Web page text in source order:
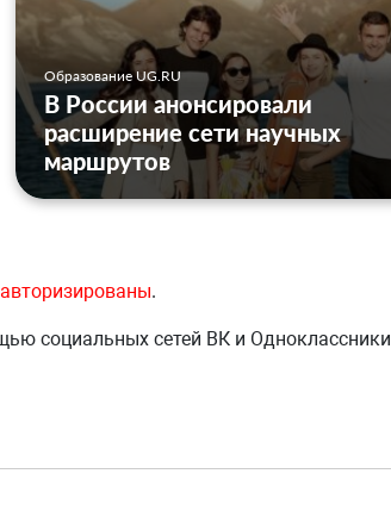
Образование UG.RU
В России анонсировали
расширение сети научных
маршрутов
авторизированы.
социальных сетей ВК и Одноклассники